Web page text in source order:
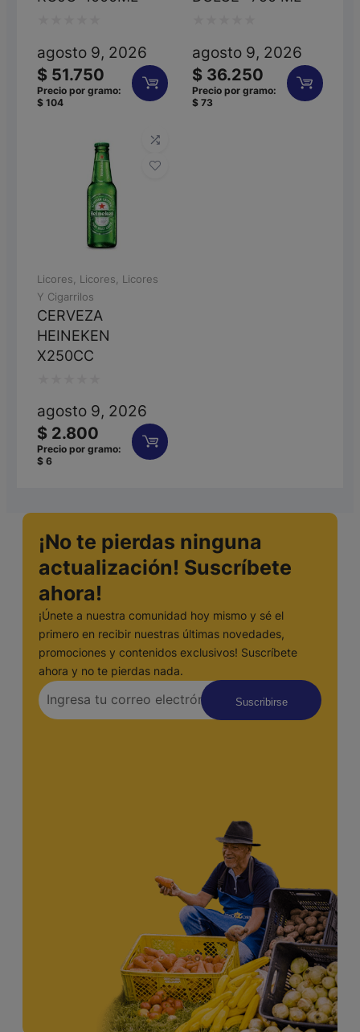
con
0
de
agosto 9, 2026
$ 51.750
Precio por gramo:
$ 104
con
0
de
agosto 9, 2026
$ 36.250
Precio por gramo:
$ 73
Licores Licores
Licores
Y Cigarrilos
CERVEZA
HEINEKEN
X250CC
con
0
de
agosto 9, 2026
$ 2.800
Precio por gramo:
$ 6
¡No te pierdas ninguna
actualización! Suscríbete
ahora!
¡Únete a nuestra comunidad hoy mismo y sé el
primero en recibir nuestras últimas novedades,
promociones y contenidos exclusivos! Suscríbete
ahora y no te pierdas nada.
Suscribirse